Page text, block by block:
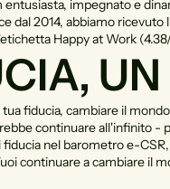
impegnato e
dal 2014, abbiamo
Happy at Work
fiducia, cambiare il
continuare all'infinito -
fiducia nel barometro e-
continuare a cambiare il